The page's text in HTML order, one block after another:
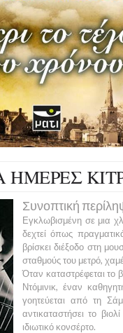
ΗΜΕΡΕΣ
Συνοπτική
Εγκλωβισμένη σε μια
δεχτεί όπως
βρίσκει διέξοδο στη
σταθμούς του μετρό,
Όταν καταστρέφεται το
Ντόμινικ, έναν
γοητεύεται από τη
αντικαταστήσει το
ιδιωτικό κονσέρτο.